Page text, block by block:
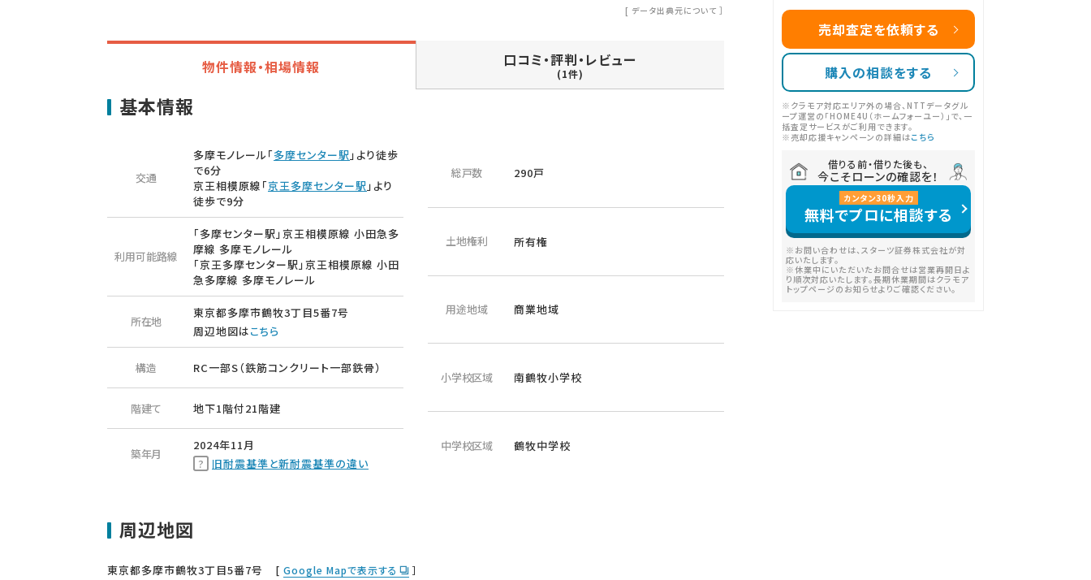
[ データ出典元について ］
物件情報・相場情報 口コミ・評判・レビュー
(1件)
基本情報
交通
多摩モノレール「多摩センター駅 」より徒歩
で6分
京王相模原線「京王多摩センター駅 」より
徒歩で9分
利用可能路線
「多摩センター駅」京王相模原線 小田急多
摩線 多摩モノレール
「京王多摩センター駅」京王相模原線 小田
急多摩線 多摩モノレール
所在地
東京都多摩市鶴牧3丁目5番7号
周辺地図はこちら
構造 RC一部S（鉄筋コンクリート一部鉄骨）
階建て 地下1階付21階建
築年月
2024年11月
旧耐震基準と新耐震基準の違い
総戸数 290戸
土地権利 所有権
用途地域 商業地域
小学校区域 南鶴牧小学校
中学校区域 鶴牧中学校
周辺地図
東京都多摩市鶴牧3丁目5番7号 [ Google Mapで表示する ］
売却査定を依頼する
購入の相談をする
※クラモア対応エリア外の場合、NTTデータグル
ープ運営の「HOME4U（ホームフォーユー）」で、一
括査定サービスがご利用できます。
※売却応援キャンペーンの詳細はこちら
借りる前・借りた後も、
今こそローンの確認を！
カンタン30秒入力
無料でプロに相談する
※お問い合わせは、スターツ証券株式会社が対
応いたします。
※休業中にいただいたお問合せは営業再開日よ
り順次対応いたします。長期休業期間はクラモア
トップページのお知らせよりご確認ください。